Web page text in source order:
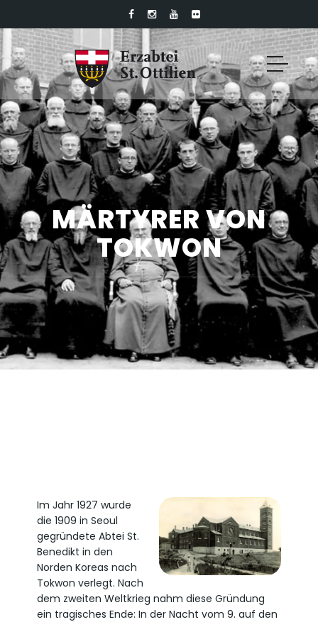
MÄRTYRER VON
TOKWON
Im Jahr 1927 wurde
die 1909 in Seoul
gegründete Abtei St.
Benedikt in den
Norden Koreas nach
Tokwon verlegt. Nach
dem zweiten Weltkrieg nahm diese Gründung
ein tragisches Ende: In der Nacht vom 9. auf den